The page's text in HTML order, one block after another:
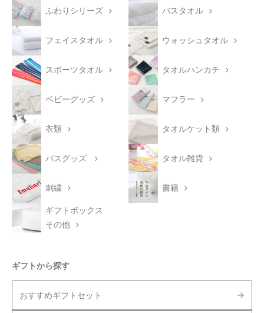
ふわりシリーズ バスタオル
フェイスタオル ウォッシュタオル
スポーツタオル タオルハンカチ
ベビーグッズ マフラー
衣類 タオルケット類
バスグッズ タオル雑貨
刺繍 書籍
ギフトボックス
その他
ギフトから探す
おすすめギフトセット